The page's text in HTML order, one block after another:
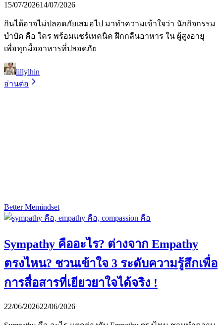
15/07/202614/07/2026
กินได้อาจไม่ปลอดภัยเสมอไป มาทำความเข้าใจว่า นักกิจกรรม
บำบัด คือ ใคร พร้อมแชร์เทคนิค ฝึกกลืนอาหาร ใน ผู้สูงอายุ
เพื่อทุกมื้ออาหารที่ปลอดภัย
lillylhin
อ่านต่อ
Better Memindset
Sympathy คืออะไร? ต่างจาก Empathy
ตรงไหน? ชวนเข้าใจ 3 ระดับความรู้สึกเพื่อ
การสื่อสารที่เยียวยาใจได้จริง !
22/06/202622/06/2026